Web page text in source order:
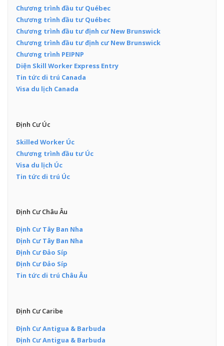
Chương trình đầu tư Québec
Chương trình đầu tư Québec
Chương trình đầu tư định cư New Brunswick
Chương trình đầu tư định cư New Brunswick
Chương trình PEIPNP
Diện Skill Worker Express Entry
Tin tức di trú Canada
Visa du lịch Canada
Định Cư Úc
Skilled Worker Úc
Chương trình đầu tư Úc
Visa du lịch Úc
Tin tức di trú Úc
Định Cư Châu Âu
Định Cư Tây Ban Nha
Định Cư Tây Ban Nha
Định Cư Đảo Síp
Định Cư Đảo Síp
Tin tức di trú Châu Âu
Định Cư Caribe
Định Cư Antigua & Barbuda
Định Cư Antigua & Barbuda